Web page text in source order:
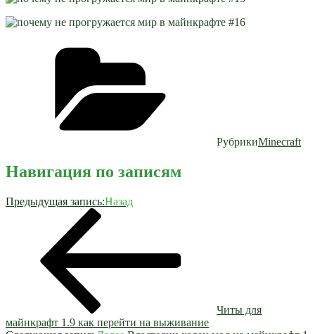
РубрикиMinecraft
Навигация по записям
Предыдущая запись:Назад
Читы для
майнкрафт 1.9 как перейти на выживание